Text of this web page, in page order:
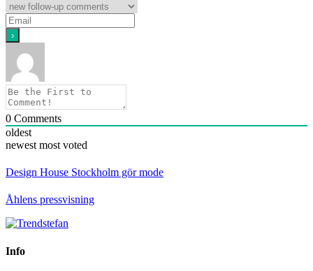
0 Comments
oldest
newest most voted
Design House Stockholm gör mode
Åhlens pressvisning
Info